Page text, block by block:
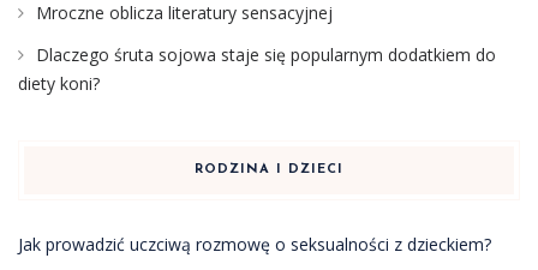
Mroczne oblicza literatury sensacyjnej
Dlaczego śruta sojowa staje się popularnym dodatkiem do
diety koni?
RODZINA I DZIECI
Jak prowadzić uczciwą rozmowę o seksualności z dzieckiem?